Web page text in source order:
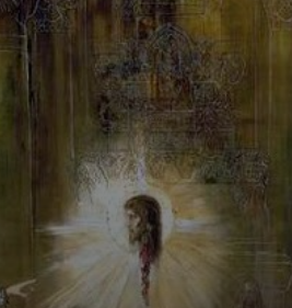
Moréas
en Le
ya era
movida.